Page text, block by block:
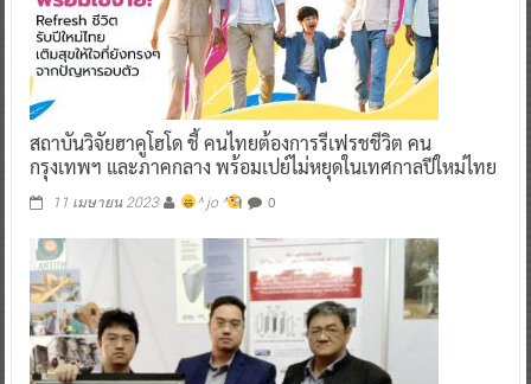
สถาบันวิจัยฮาคูโฮโด ชี้ คนไทยต้องการรีเฟรชชีวิต คน
กรุงเทพฯ และภาคกลาง พร้อมเปย์ไม่หยุดในเทศกาลปีใหม่ไทย
11 เมษายน 2023 ^ jo ^ 0